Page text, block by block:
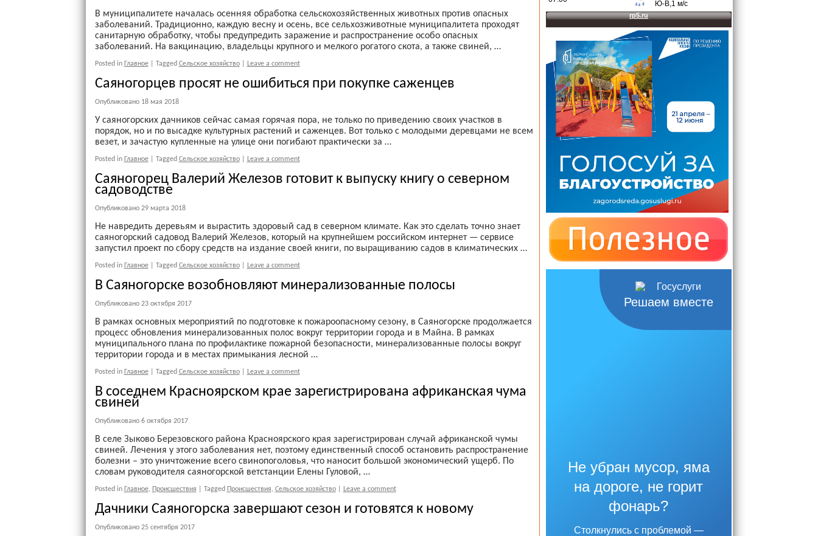
В муниципалитете началась осенняя обработка сельскохозяйственных животных против опасных
заболеваний. Традиционно, каждую весну и осень, все сельхозживотные муниципалитета проходят
санитарную обработку, чтобы предупредить заражение и распространение особо опасных
заболеваний. На вакцинацию, владельцы крупного и мелкого рогатого скота, а также свиней, …
Posted in Главное Tagged Сельское хозяйство Leave a comment
Саяногорцев просят не ошибиться при покупке саженцев
Опубликовано18 мая 2018
У саяногорских дачников сейчас самая горячая пора, не только по приведению своих участков в
порядок, но и по высадке культурных растений и саженцев. Вот только с молодыми деревцами не всем
везет, и зачастую купленные на улице они погибают практически за …
Posted in Главное Tagged Сельское хозяйство Leave a comment
Саяногорец Валерий Железов готовит к выпуску книгу о северном
садоводстве
Опубликовано29 марта 2018
Не навредить деревьям и вырастить здоровый сад в северном климате. Как это сделать точно знает
саяногорский садовод Валерий Железов, который на крупнейшем российском интернет — сервисе
запустил проект по сбору средств на издание своей книги, по выращиванию садов в климатических …
Posted in Главное Tagged Сельское хозяйство Leave a comment
В Саяногорске возобновляют минерализованные полосы
Опубликовано23 октября 2017
В рамках основных мероприятий по подготовке к пожароопасному сезону, в Саяногорске продолжается
процесс обновления минерализованных полос вокруг территории города и в Майна. В рамках
муниципального плана по профилактике пожарной безопасности, минерализованные полосы вокруг
территории города и в местах примыкания лесной …
Posted in Главное Tagged Сельское хозяйство Leave a comment
В соседнем Красноярском крае зарегистрирована африканская чума
свиней
Опубликовано6 октября 2017
В селе Зыково Березовского района Красноярского края зарегистрирован случай африканской чумы
свиней. Лечения у этого заболевания нет, поэтому единственный способ остановить распространение
болезни – это уничтожение всего свинопоголовья, что наносит большой экономический ущерб. По
словам руководителя саяногорской ветстанции Елены Гуловой, …
Posted in Главное, Происшествия Tagged Происшествия, Сельское хозяйство Leave a comment
Дачники Саяногорска завершают сезон и готовятся к новому
Опубликовано25 сентября 2017
Решаем вместе
Не убран мусор, яма
на дороге, не горит
фонарь?
Столкнулись с проблемой —